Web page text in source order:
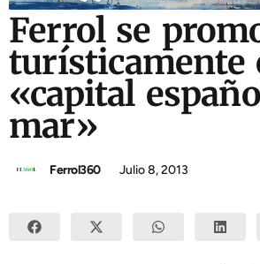
Ferrol se
turísticamente
«capital
mar»
Ferrol360 Julio 8, 2013